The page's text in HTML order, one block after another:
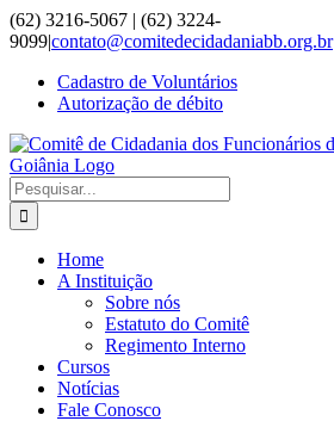
Ir
para
conteúdo
(62) 3216-5067 | (62) 3224-
9099|contato@comitedecidadaniabb.org.br
Cadastro de Voluntários
Autorização de débito
Buscar
resultados
para:
Home
A Instituição
Sobre nós
Estatuto do Comitê
Regimento Interno
Cursos
Notícias
Fale Conosco